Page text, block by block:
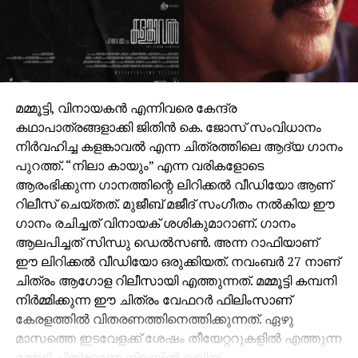
മമ്മൂട്ടി, വിനായകൻ എന്നിവരെ കേന്ദ്ര
കഥാപാത്രങ്ങളാക്കി ജിതിൻ കെ. ജോസ് സംവിധാനം
നിർവഹിച്ച കളങ്കാവൽ എന്ന ചിത്രത്തിലെ ആദ്യ ഗാനം
പുറത്ത്. “നിലാ കായും” എന്ന വരികളോടെ
ആരംഭിക്കുന്ന ഗാനത്തിന്റെ ലിറിക്കൽ വീഡിയോ ആണ്
റിലീസ് ചെയ്തത്. മുജീബ് മജീദ് സംഗീതം നൽകിയ ഈ
ഗാനം രചിച്ചത് വിനായക് ശശികുമാറാണ്. ഗാനം
ആലപിച്ചത് സിന്ധു ഡെൽസൺ. അന്ന റാഫിയാണ്
ഈ ലിറിക്കൽ വീഡിയോ ഒരുക്കിയത്. നവംബർ 27 നാണ്
ചിത്രം ആഗോള റിലീസായി എത്തുന്നത്. മമ്മൂട്ടി കമ്പനി
നിർമ്മിക്കുന്ന ഈ ചിത്രം വേഫറർ ഫിലിംസാണ്
കേരളത്തിൽ വിതരണത്തിനെത്തിക്കുന്നത്. ഏഴു
മാസത്തെ ഇടവേളക്ക് ശേഷം തീയേറ്ററുകളിൽ എത്തുന്ന